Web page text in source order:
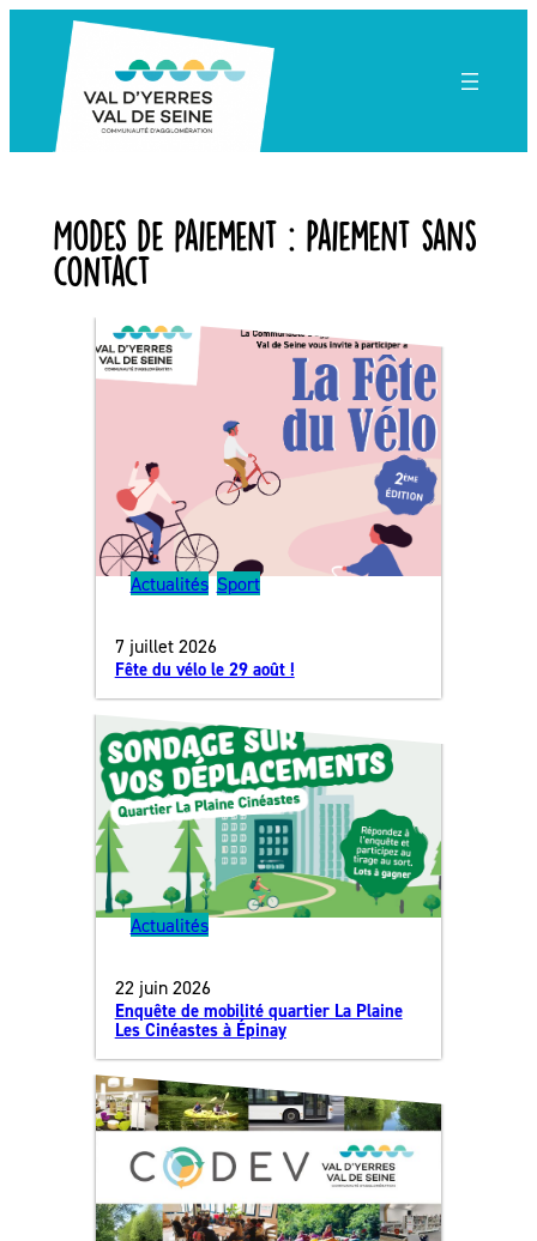
contenu
Modes de paiement : Paiement sans
contact
Actualités, Sport
7 juillet 2026
Fête du vélo le 29 août !
Actualités
22 juin 2026
Enquête de mobilité quartier La Plaine
Les Cinéastes à Épinay